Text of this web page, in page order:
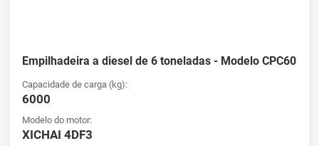
Empilhadeira a diesel de 6 toneladas - Modelo CPC60
Capacidade de carga (kg):
6000
Modelo do motor:
XICHAI 4DF3